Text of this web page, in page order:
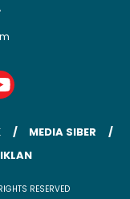
MEDIA SIBER
RESERVED